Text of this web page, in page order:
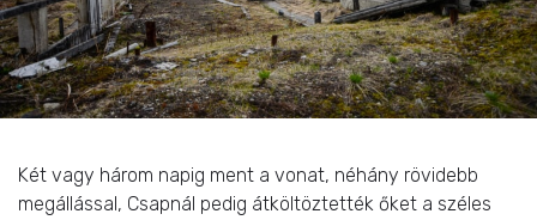
Két vagy három napig ment a vonat, néhány rövidebb
megállással, Csapnál pedig átköltöztették őket a széles